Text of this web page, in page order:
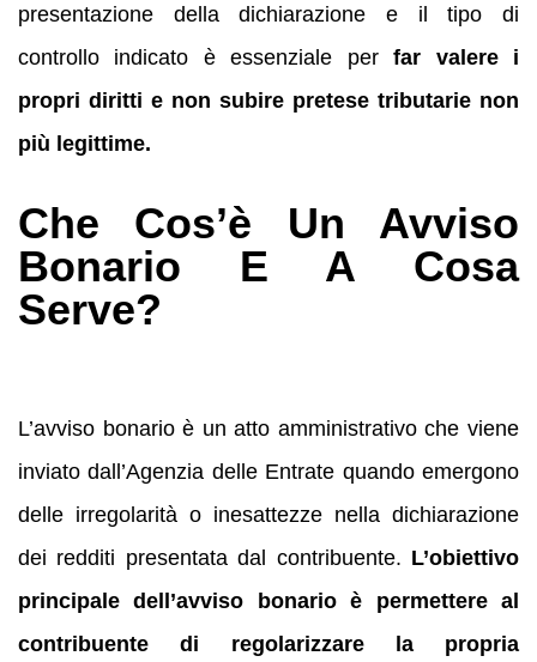
presentazione della dichiarazione e il tipo di
controllo indicato è essenziale perfar valere i
propri diritti e non subire pretese tributarie non
più legittime.
Che Cos’è Un Avviso
Bonario E A Cosa
Serve?
L’avviso bonario è un atto amministrativo che viene
inviato dall’Agenzia delle Entrate quando emergono
delle irregolarità o inesattezze nella dichiarazione
dei redditi presentata dal contribuente. L’obiettivo
principale dell’avviso bonario è permettere al
contribuente di regolarizzare la propria